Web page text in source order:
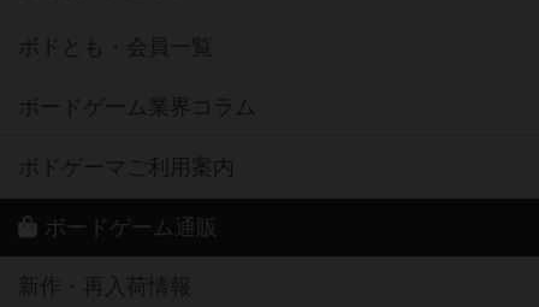
ボドとも・会員一覧
ボードゲーム業界コラム
ボドゲーマご利用案内
ボードゲーム通販
新作・再入荷情報